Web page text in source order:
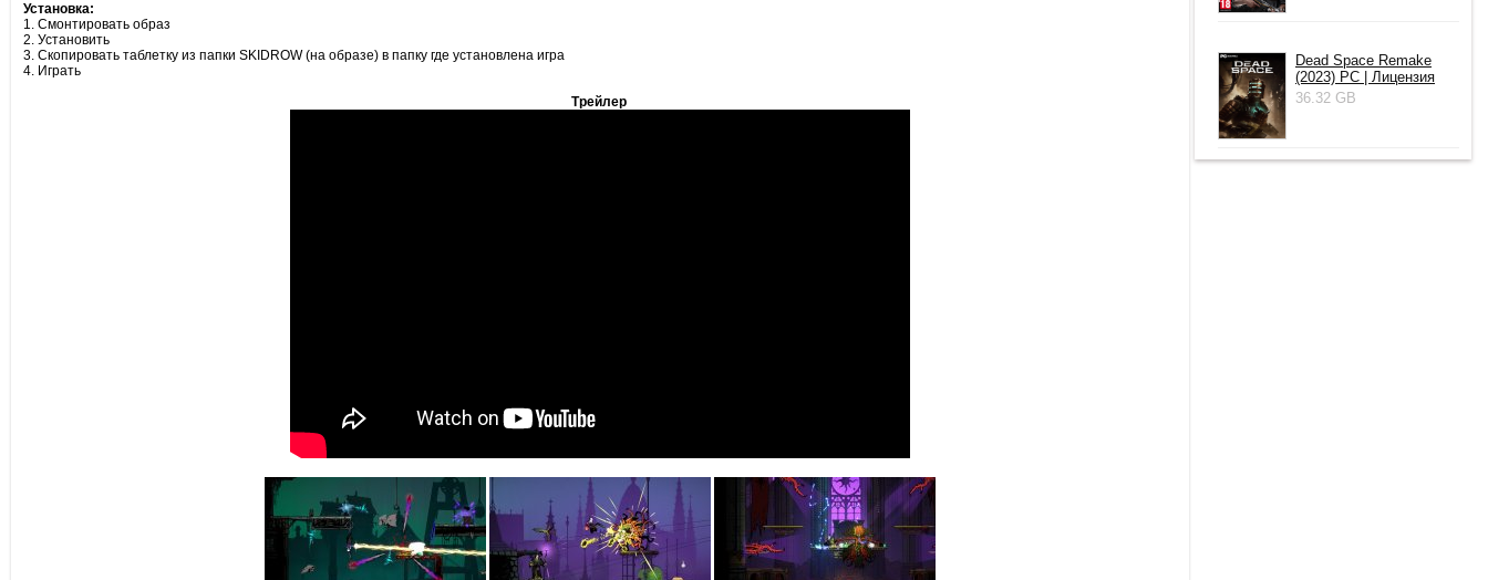
Установка:
1. Смонтировать образ
2. Установить
3. Скопировать таблетку из папки SKIDROW (на образе) в папку где установлена игра
4. Играть
Трейлер
Dead Space Remake
(2023) PC | Лицензия
36.32 GB